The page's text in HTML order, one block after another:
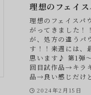
理想のフェイ
理想のフェイスパ
がってきました！
が、処方の違うパ
す！！来週には、
思います♪ 第1弾
回目試作品→キラ
品→良い感じだけ
2024年2月15日